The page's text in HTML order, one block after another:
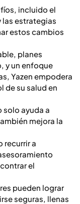
incluido el
las estrategias
estos cambios
planes
y un enfoque
Yazen empodera
de su salud en
solo ayuda a
mejora la
recurrir a
el
pueden lograr
seguras, llenas